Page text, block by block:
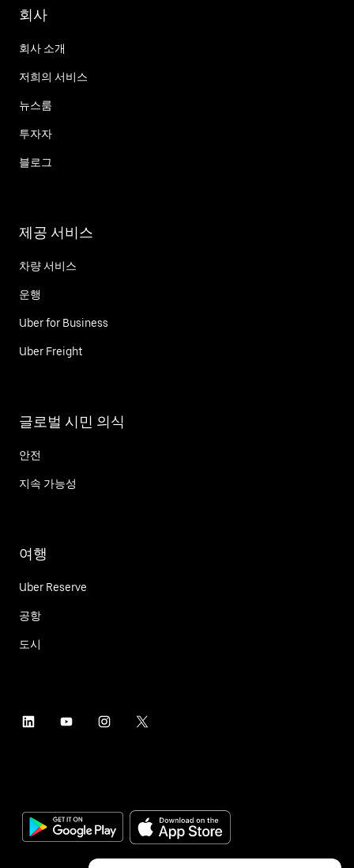
회사
회사 소개
저희의 서비스
뉴스룸
투자자
블로그
제공 서비스
차량 서비스
운행
Uber for Business
Uber Freight
글로벌 시민 의식
안전
지속 가능성
여행
Uber Reserve
공항
도시